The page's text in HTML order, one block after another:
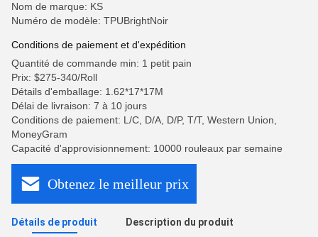
Nom de marque: KS
Numéro de modèle: TPUBrightNoir
Conditions de paiement et d'expédition
Quantité de commande min: 1 petit pain
Prix: $275-340/Roll
Détails d'emballage: 1.62*17*17M
Délai de livraison: 7 à 10 jours
Conditions de paiement: L/C, D/A, D/P, T/T, Western Union,
MoneyGram
Capacité d'approvisionnement: 10000 rouleaux par semaine
Obtenez le meilleur prix
Détails de produit Description du produit